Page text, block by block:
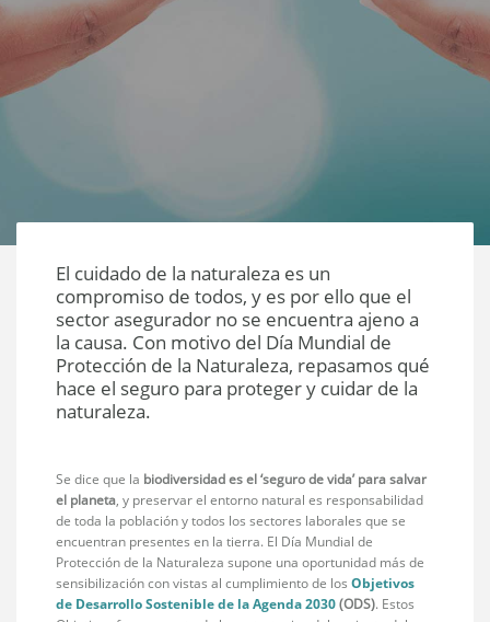
El cuidado de la naturaleza es un
compromiso de todos, y es por ello que el
sector asegurador no se encuentra ajeno a
la causa. Con motivo del Día Mundial de
Protección de la Naturaleza, repasamos qué
hace el seguro para proteger y cuidar de la
naturaleza.
Se dice que la biodiversidad es el ‘seguro de vida’ para salvar
el planeta, y preservar el entorno natural es responsabilidad
de toda la población y todos los sectores laborales que se
encuentran presentes en la tierra. El Día Mundial de
Protección de la Naturaleza supone una oportunidad más de
sensibilización con vistas al cumplimiento de losObjetivos
de Desarrollo Sostenible de la Agenda 2030(ODS). Estos